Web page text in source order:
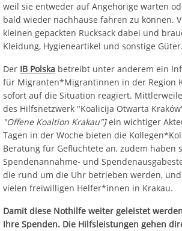
weil sie entweder auf Angehörige warten
bald wieder nachhause fahren zu können.
kleinen gepackten Rucksack dabei und
Kleidung, Hygieneartikel und sonstige Güter.
Der IB Polska betreibt unter anderem ein
für Migranten*Migrantinnen in der Region
sofort auf die Situation reagiert. Mittlerweile
des Hilfsnetzwerk "Koalicija Otwarta
"Offene Koaltion Krakau"]ein wichtiger
Tagen in der Woche bieten die
Beratung für Geflüchtete an, zudem haben
Spendenannahme- und
die rund um die Uhr betrieben werden,
vielen freiwilligen Helfer*innen in Krakau.
Damit diese Nothilfe weiter geleistet
Ihre Spenden. Die Hilfsleistungen gehen